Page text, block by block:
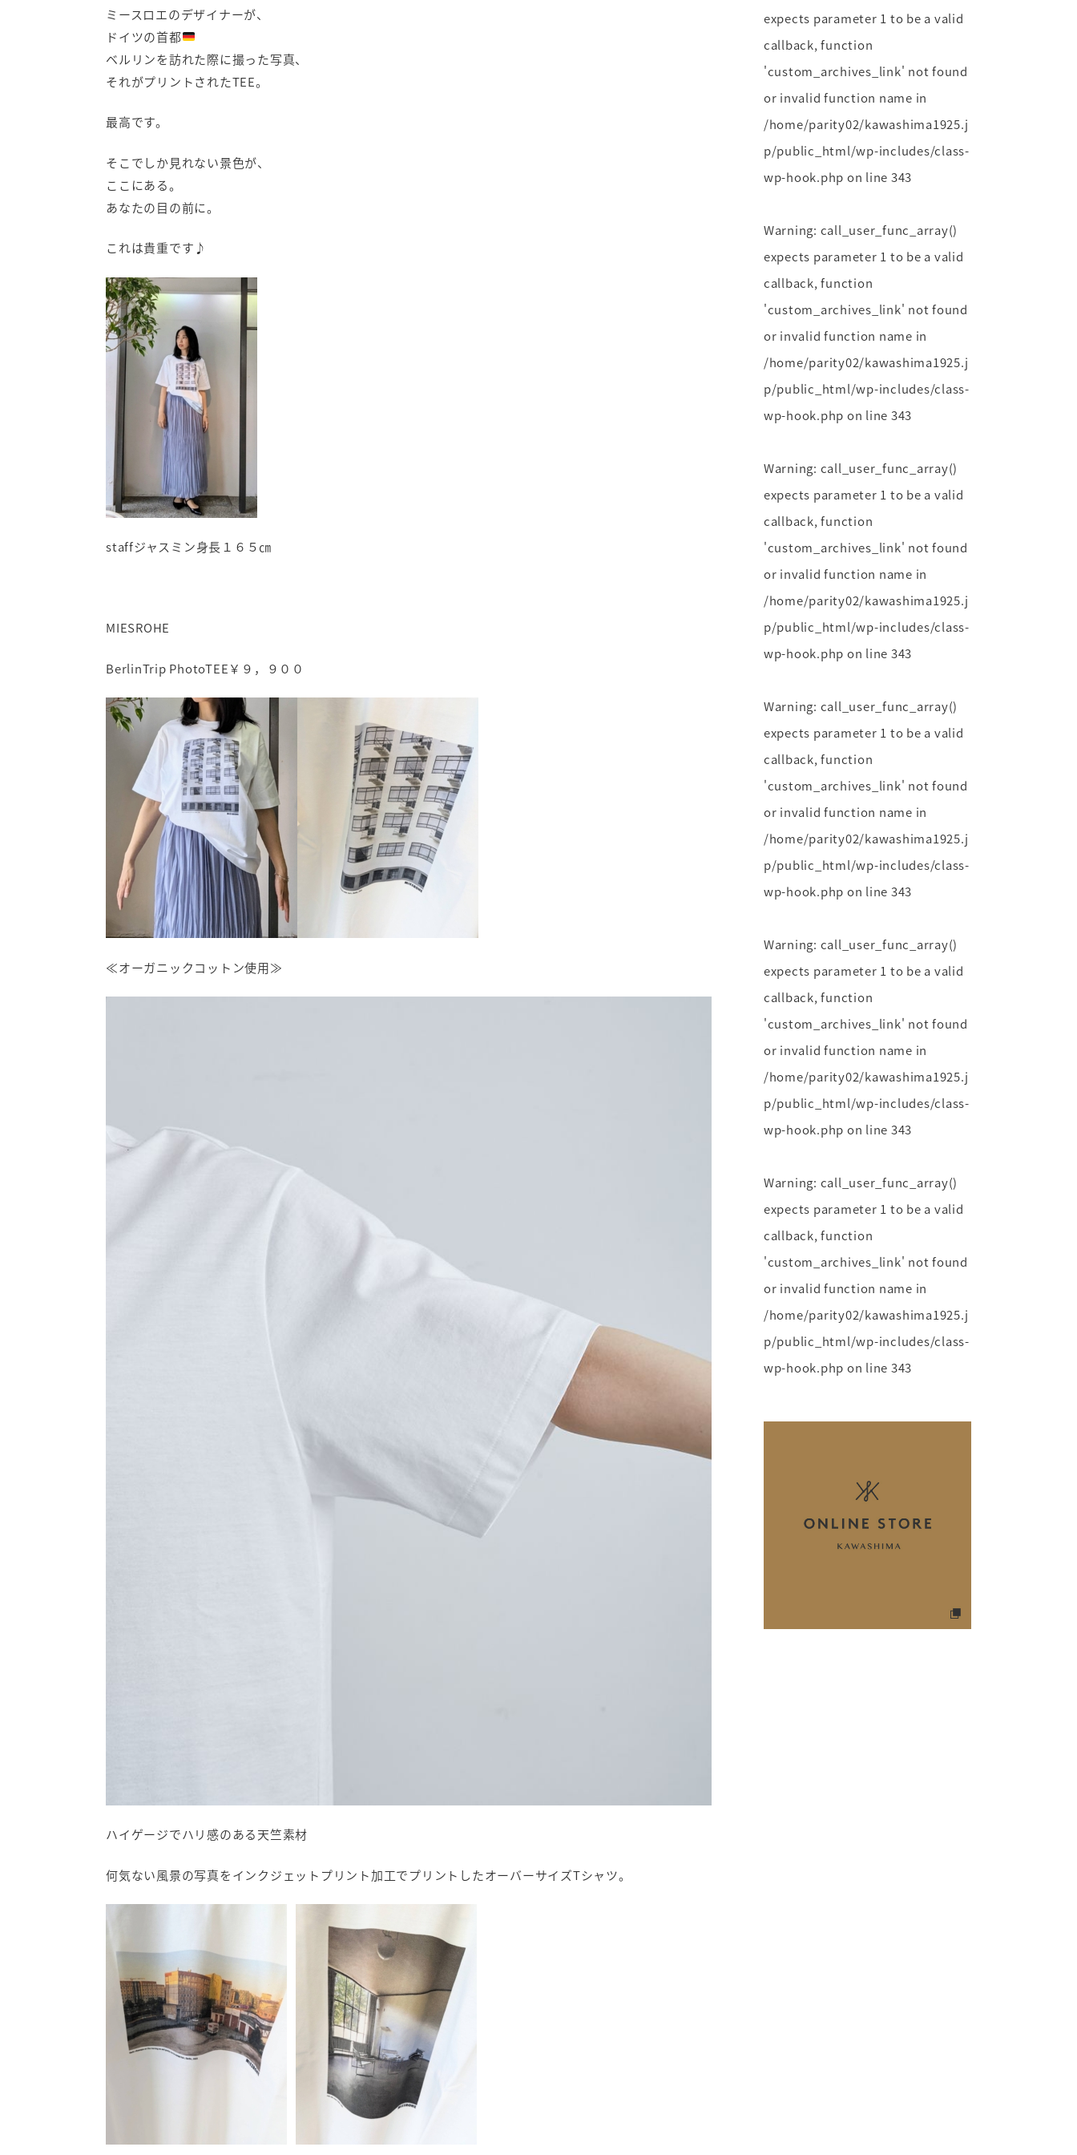
ミースロエのデザイナーが、
ドイツの首都
ベルリンを訪れた際に撮った写真、
それがプリントされたTEE。
最高です。
そこでしか見れない景色が、
ここにある。
あなたの目の前に。
これは貴重です♪
staffジャスミン身長１６５㎝
MIESROHE
BerlinTrip PhotoTEE￥９，９００
≪オーガニックコットン使用≫
ハイゲージでハリ感のある天竺素材
何気ない風景の写真をインクジェットプリント加工でプリントしたオーバーサイズTシャツ。
expects parameter 1 to be a valid
callback, function
'custom_archives_link' not found
or invalid function name in
/home/parity02/kawashima1925.j
p/public_html/wp-includes/class-
wp-hook.php on line 343
Warning: call_user_func_array()
expects parameter 1 to be a valid
callback, function
'custom_archives_link' not found
or invalid function name in
/home/parity02/kawashima1925.j
p/public_html/wp-includes/class-
wp-hook.php on line 343
Warning: call_user_func_array()
expects parameter 1 to be a valid
callback, function
'custom_archives_link' not found
or invalid function name in
/home/parity02/kawashima1925.j
p/public_html/wp-includes/class-
wp-hook.php on line 343
Warning: call_user_func_array()
expects parameter 1 to be a valid
callback, function
'custom_archives_link' not found
or invalid function name in
/home/parity02/kawashima1925.j
p/public_html/wp-includes/class-
wp-hook.php on line 343
Warning: call_user_func_array()
expects parameter 1 to be a valid
callback, function
'custom_archives_link' not found
or invalid function name in
/home/parity02/kawashima1925.j
p/public_html/wp-includes/class-
wp-hook.php on line 343
Warning: call_user_func_array()
expects parameter 1 to be a valid
callback, function
'custom_archives_link' not found
or invalid function name in
/home/parity02/kawashima1925.j
p/public_html/wp-includes/class-
wp-hook.php on line 343